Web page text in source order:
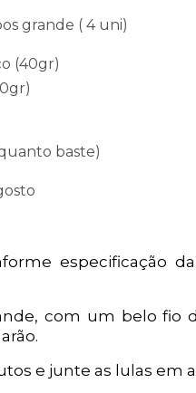
grande ( 4 uni)
(40gr)
baste)
especificação
com um belo fio
e junte as lulas em